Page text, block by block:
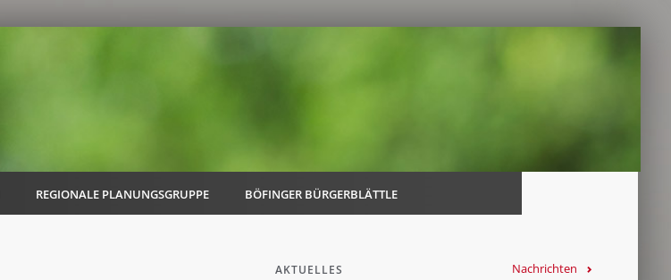
REGIONALE PLANUNGSGRUPPE BÖFINGER BÜRGERBLÄTTLE
AKTUELLES Nachrichten